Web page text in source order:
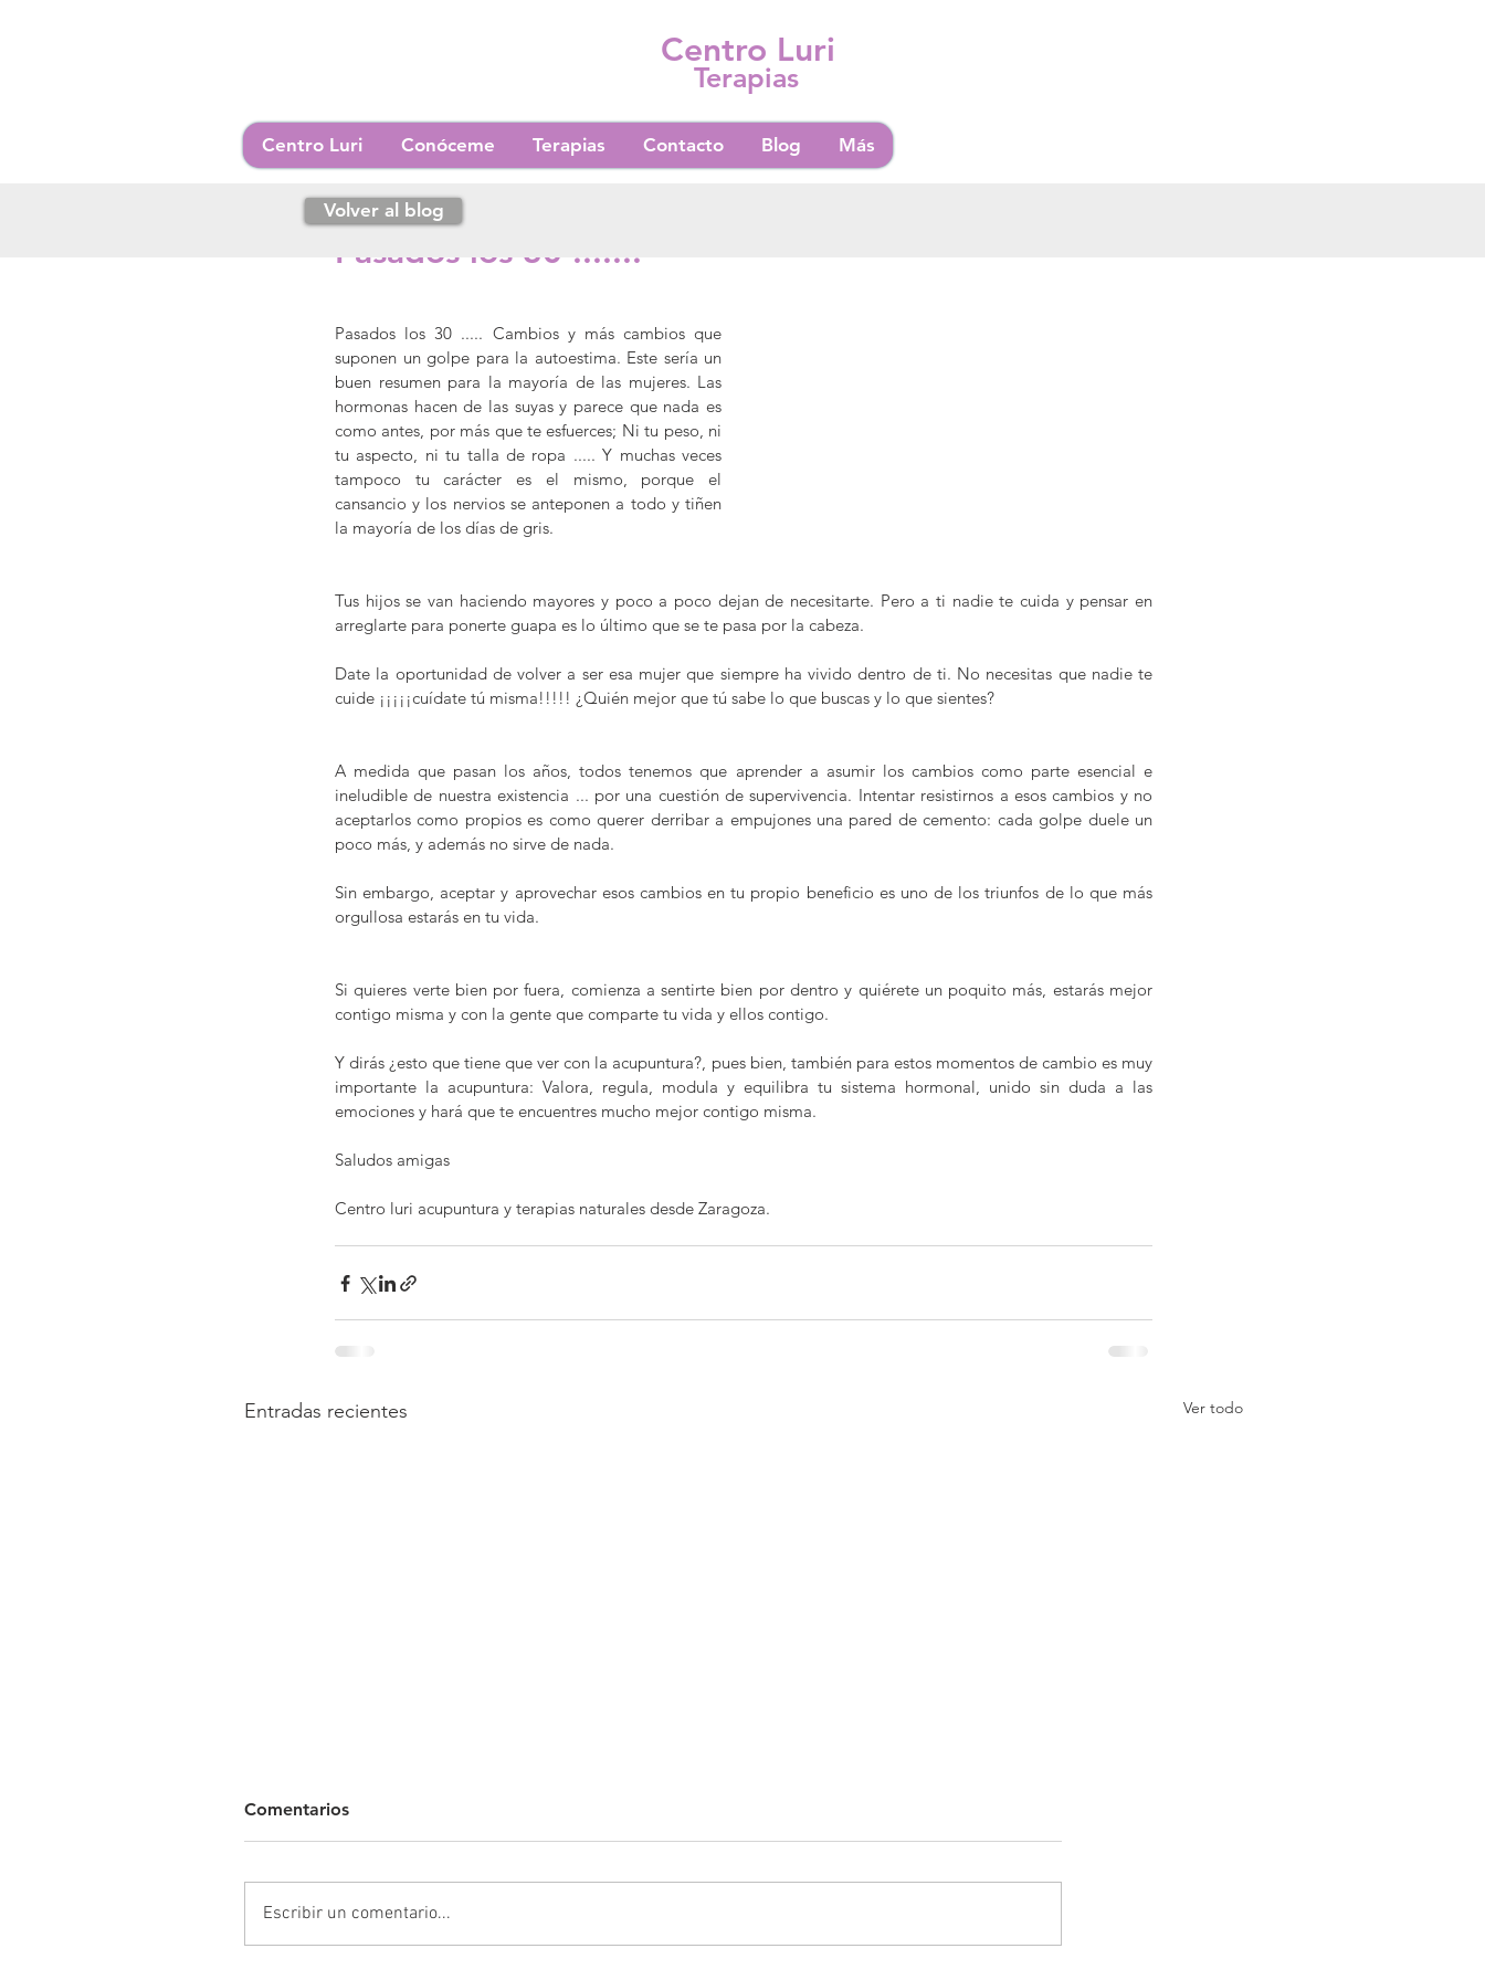
Centro Luri
Terapias
Centro Luri Conóceme Terapias Contacto Blog Más
Pasados los 30 .......
26 oct 2016 2 min de lectura
Pasados los 30 ..... Cambios y más cambios que
suponen un golpe para la autoestima. Este sería un
buen resumen para la mayoría de las mujeres. Las
hormonas hacen de las suyas y parece que nada es
como antes, por más que te esfuerces; Ni tu peso, ni
tu aspecto, ni tu talla de ropa ..... Y muchas veces
tampoco tu carácter es el mismo, porque el
cansancio y los nervios se anteponen a todo y tiñen
la mayoría de los días de gris.
Tus hijos se van haciendo mayores y poco a poco dejan de necesitarte. Pero a ti nadie te cuida y pensar en
arreglarte para ponerte guapa es lo último que se te pasa por la cabeza.
Date la oportunidad de volver a ser esa mujer que siempre ha vivido dentro de ti. No necesitas que nadie te
cuide ¡¡¡¡¡cuídate tú misma!!!!! ¿Quién mejor que tú sabe lo que buscas y lo que sientes?
A medida que pasan los años, todos tenemos que aprender a asumir los cambios como parte esencial e
ineludible de nuestra existencia ... por una cuestión de supervivencia. Intentar resistirnos a esos cambios y no
aceptarlos como propios es como querer derribar a empujones una pared de cemento: cada golpe duele un
poco más, y además no sirve de nada.
Sin embargo, aceptar y aprovechar esos cambios en tu propio beneficio es uno de los triunfos de lo que más
orgullosa estarás en tu vida.
Si quieres verte bien por fuera, comienza a sentirte bien por dentro y quiérete un poquito más, estarás mejor
contigo misma y con la gente que comparte tu vida y ellos contigo.
Y dirás ¿esto que tiene que ver con la acupuntura?, pues bien, también para estos momentos de cambio es muy
importante la acupuntura: Valora, regula, modula y equilibra tu sistema hormonal, unido sin duda a las
emociones y hará que te encuentres mucho mejor contigo misma.
Saludos amigas
Centro luri acupuntura y terapias naturales desde Zaragoza.
Entradas recientes Ver todo
Motivos para dejar de
las que quieres renunciar? ¿Es
por tu salud? ¿Ahorrar dinero?
Comentarios
Escribir un comentario...
Volver al blog